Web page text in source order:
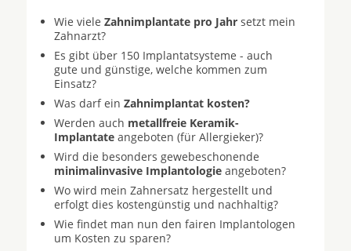
Wie viele Zahnimplantate pro Jahr setzt mein
Zahnarzt?
Es gibt über 150 Implantatsysteme - auch
gute und günstige, welche kommen zum
Einsatz?
Was darf ein Zahnimplantat kosten?
Werden auch metallfreie Keramik-
Implantate angeboten (für Allergieker)?
Wird die besonders gewebeschonende
minimalinvasive Implantologie angeboten?
Wo wird mein Zahnersatz hergestellt und
erfolgt dies kostengünstig und nachhaltig?
Wie findet man nun den fairen Implantologen
um Kosten zu sparen?